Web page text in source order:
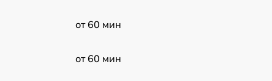
от 60 мин
от 60 мин